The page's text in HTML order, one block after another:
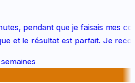
pendant que je faisais mes
et le résultat est parfait. Je